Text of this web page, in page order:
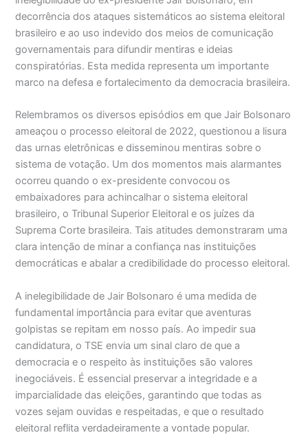
decorrência dos ataques sistemáticos ao sistema eleitoral
brasileiro e ao uso indevido dos meios de comunicação
governamentais para difundir mentiras e ideias
conspiratórias. Esta medida representa um importante
marco na defesa e fortalecimento da democracia brasileira.
Relembramos os diversos episódios em que Jair Bolsonaro
ameaçou o processo eleitoral de 2022, questionou a lisura
das urnas eletrônicas e disseminou mentiras sobre o
sistema de votação. Um dos momentos mais alarmantes
ocorreu quando o ex-presidente convocou os
embaixadores para achincalhar o sistema eleitoral
brasileiro, o Tribunal Superior Eleitoral e os juízes da
Suprema Corte brasileira. Tais atitudes demonstraram uma
clara intenção de minar a confiança nas instituições
democráticas e abalar a credibilidade do processo eleitoral.
A inelegibilidade de Jair Bolsonaro é uma medida de
fundamental importância para evitar que aventuras
golpistas se repitam em nosso país. Ao impedir sua
candidatura, o TSE envia um sinal claro de que a
democracia e o respeito às instituições são valores
inegociáveis. É essencial preservar a integridade e a
imparcialidade das eleições, garantindo que todas as
vozes sejam ouvidas e respeitadas, e que o resultado
eleitoral reflita verdadeiramente a vontade popular.